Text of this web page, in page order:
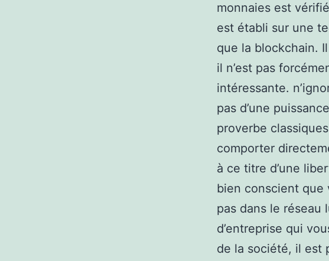
monnaies est
est établi sur une
que la blockchain.
il n’est pas
intéressante.
pas d’une
proverbe
comporter
à ce titre d’une
bien conscient que
pas dans le réseau
d’entreprise qui
de la société, il est